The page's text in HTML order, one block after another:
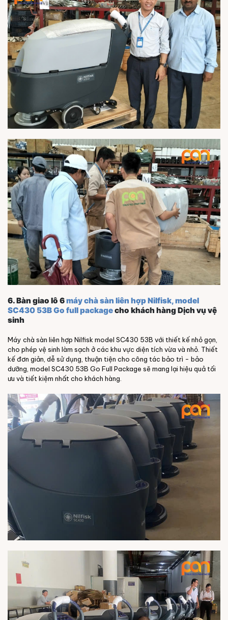
6. Bàn giao lô 6máy chà sàn liên hợp Nilfisk, model
SC430 53B Go full packagecho khách hàng Dịch vụ vệ
sinh
Máy chà sàn liên hợp Nilfisk model SC430 53B với thiết kế nhỏ gọn,
cho phép vệ sinh làm sạch ở các khu vực diện tích vừa và nhỏ. Thiết
kế đơn giản, dễ sử dụng, thuận tiện cho công tác bảo trì - bảo
dưỡng, model SC430 53B Go Full Package sẽ mang lại hiệu quả tối
ưu và tiết kiệm nhất cho khách hàng.